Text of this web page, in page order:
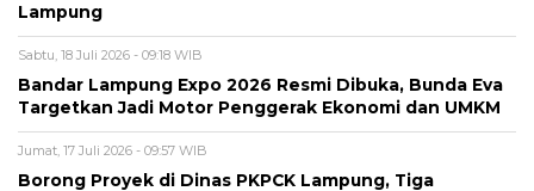
Lampung
Sabtu, 18 Juli 2026 - 09:18 WIB
Bandar Lampung Expo 2026 Resmi Dibuka, Bunda Eva
Targetkan Jadi Motor Penggerak Ekonomi dan UMKM
Jumat, 17 Juli 2026 - 09:57 WIB
Borong Proyek di Dinas PKPCK Lampung, Tiga